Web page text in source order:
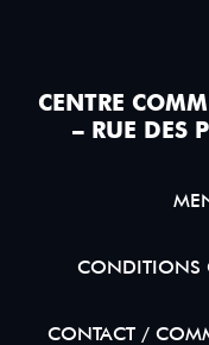
CENTRE
– RUE DES
CONDITIONS
CONTACT /